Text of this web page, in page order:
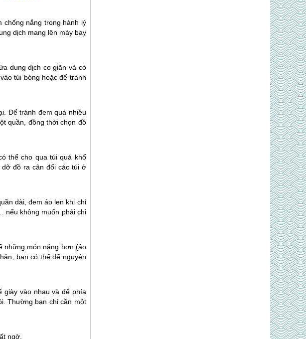
chống nắng trong hành lý
dịch mang lên máy bay
dung dịch co giãn và có
túi bóng hoặc để tránh
Để tránh đem quá nhiều
quần, đồng thời chọn đồ
thể cho qua túi quá khổ
đồ ra cân đối các túi ở
dài, đem áo len khi chỉ
nếu không muốn phải chi
những món nặng hơn (áo
bạn có thể để nguyên
giày vào nhau và để phía
Thường bạn chỉ cần một
ngờ.